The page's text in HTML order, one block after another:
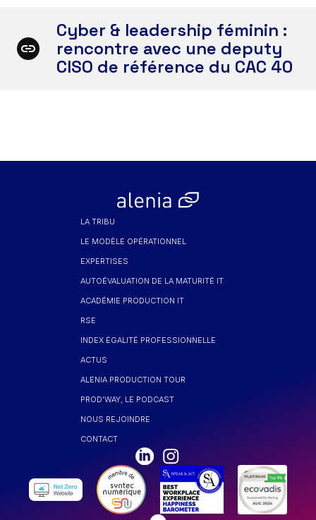
Cyber & leadership féminin :
rencontre avec une deputy
CISO de référence du CAC 40
LA TRIBU
LE MODÈLE OPÉRATIONNEL
EXPERTISES
AUTOÉVALUATION DE LA MATURITÉ IT
ACADÉMIE PRODUCTION IT
RSE
INDEX ÉGALITÉ PROFESSIONNELLE
ACTUS
ALENIA PRODUCTION TOUR
PROD'WAY, LE PODCAST
NOUS REJOINDRE
CONTACT